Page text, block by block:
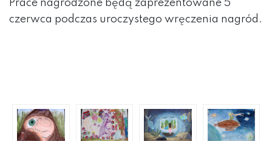
Prace nagrodzone będą zaprezentowane 5
czerwca podczas uroczystego wręczenia nagród.